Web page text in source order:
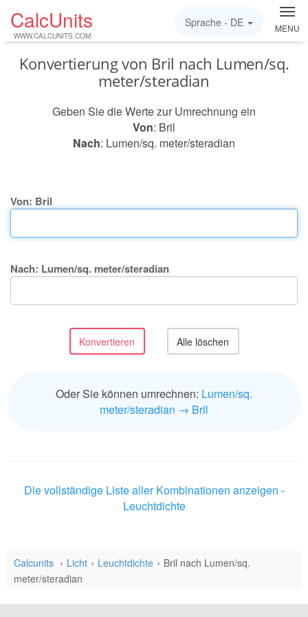
CalcUnits
WWW.CALCUNITS.COM
MENU
Sprache - DE
Konvertierung von Bril nach Lumen/sq.
meter/steradian
Geben Sie die Werte zur Umrechnung ein
Von: Bril
Nach: Lumen/sq. meter/steradian
Von: Bril
Nach: Lumen/sq. meter/steradian
Oder Sie können umrechnen: Lumen/sq.
meter/steradian → Bril
Die vollständige Liste aller Kombinationen anzeigen -
Leuchtdichte
Calcunits Licht Leuchtdichte
Bril nach Lumen/sq.
meter/steradian